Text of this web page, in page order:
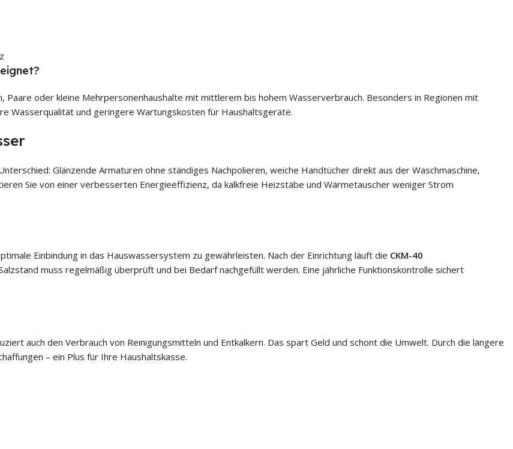
Paare oder kleine Mehrpersonenhaushalte mit mittlerem bis hohem Wasserverbrauch. Besonders in Regionen mit
Wasserqualität und geringere Wartungskosten für Haushaltsgeräte.
Glänzende Armaturen ohne ständiges Nachpolieren, weiche Handtücher direkt aus der Waschmaschine,
Sie von einer verbesserten Energieeffizienz, da kalkfreie Heizstäbe und Wärmetauscher weniger Strom
Einbindung in das Hauswassersystem zu gewährleisten. Nach der Einrichtung läuft die CKM-40
muss regelmäßig überprüft und bei Bedarf nachgefüllt werden. Eine jährliche Funktionskontrolle sichert
auch den Verbrauch von Reinigungsmitteln und Entkalkern. Das spart Geld und schont die Umwelt. Durch die längere
– ein Plus für Ihre Haushaltskasse.